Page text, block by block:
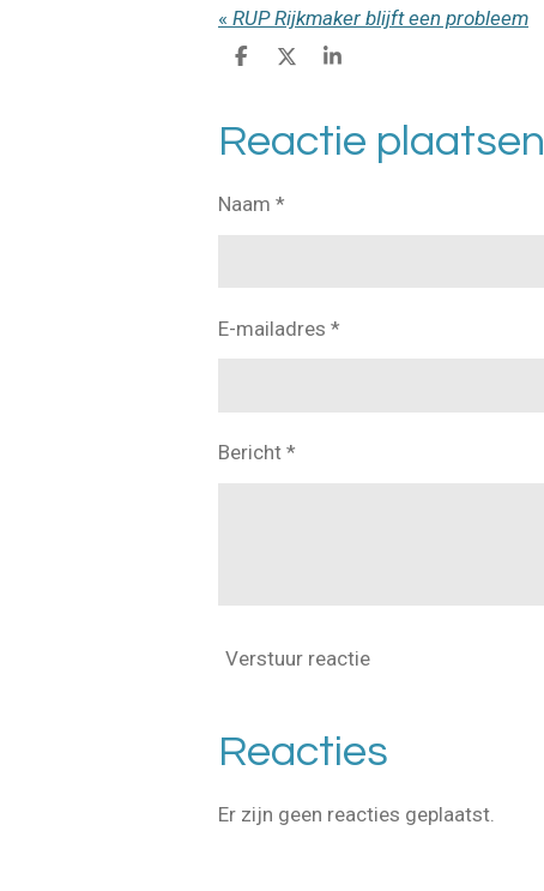
« RUP Rijkmaker blijft een probleem
D
e
n
D
S
r
Reactie plaatsen
Naam *
E-mailadres *
Bericht *
Verstuur reactie
Reacties
Er zijn geen reacties geplaatst.